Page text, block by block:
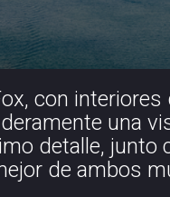
con interiores
una
detalle, junto
de ambos